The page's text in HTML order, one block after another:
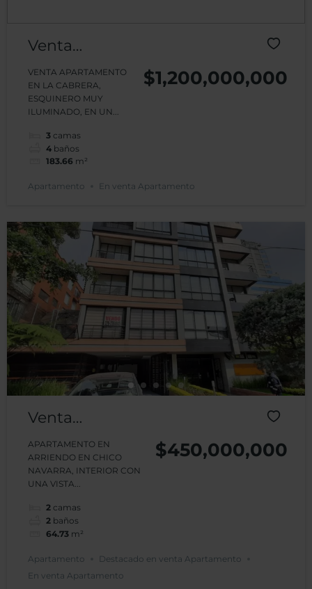
Venta
Apartamento
Edificio Altos
de La Cabrera
La Cabrera
VENTA APARTAMENTO
EN LA CABRERA,
ESQUINERO MUY
ILUMINADO, EN UN...
3 camas
4 baños
183.66 m²
$1,200,000,000
Apartamento En venta Apartamento
Venta
Apartamento
Chico Navarra
APARTAMENTO EN
ARRIENDO EN CHICO
NAVARRA, INTERIOR CON
UNA VISTA...
2 camas
2 baños
64.73 m²
$450,000,000
Apartamento
Destacado en venta Apartamento
En venta Apartamento